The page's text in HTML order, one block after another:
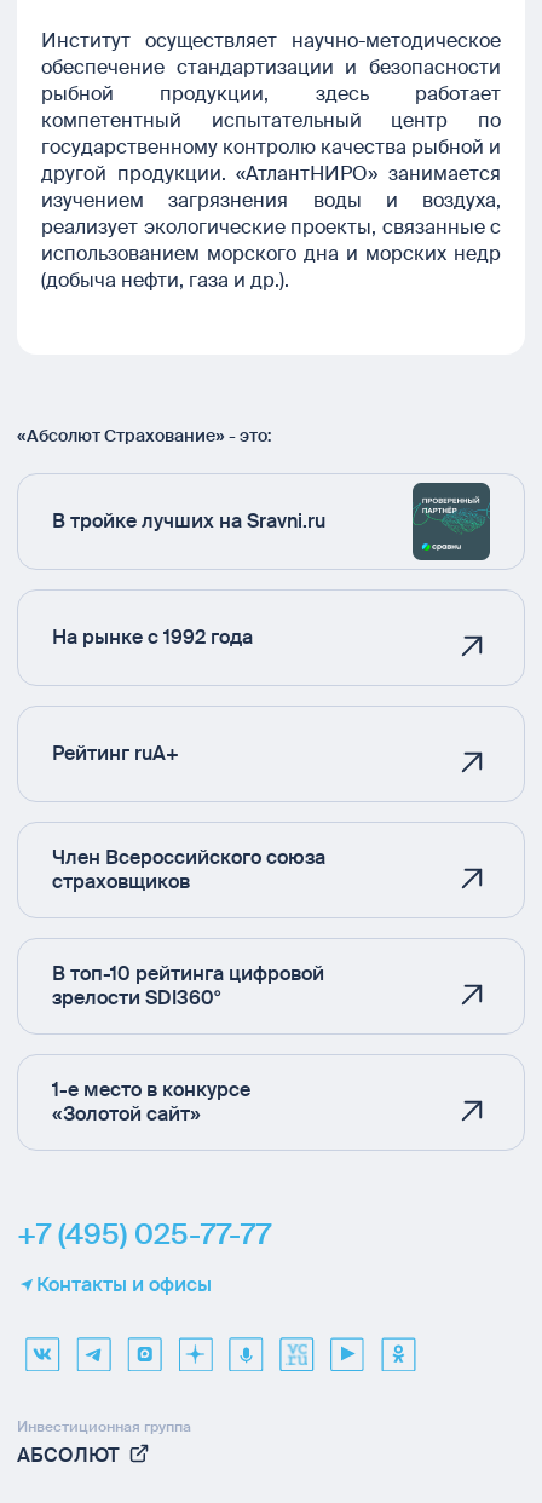
Институт осуществляет научно-методическое
обеспечение стандартизации и безопасности
рыбной продукции, здесь работает
компетентный испытательный центр по
государственному контролю качества рыбной и
другой продукции. «АтлантНИРО» занимается
изучением загрязнения воды и воздуха,
реализует экологические проекты, связанные с
использованием морского дна и морских недр
(добыча нефти, газа и др.).
«Абсолют Страхование» - это:
В тройке лучших на Sravni.ru
На рынке с 1992 года
Рейтинг ruA+
Член Всероссийского союза
страховщиков
В топ-10 рейтинга цифровой
зрелости SDI360°
1-е место в конкурсе
«Золотой сайт»
+7 (495) 025-77-77
Контакты и офисы
Инвестиционная группа
АБСОЛЮТ